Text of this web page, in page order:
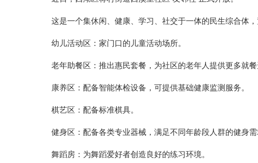
这是一个集休闲、健康、学习、社交于一体的民生综合体
幼儿活动区：家门口的儿童活动场所。
老年助餐区：推出惠民套餐，为社区的老年人提供更多就餐
康养区：配备智能体检设备，可提供基础健康监测服务。
棋艺区：配备标准棋具。
健身区：配备各类专业器械，满足不同年龄段人群的健身需
舞蹈房：为舞蹈爱好者创造良好的练习环境。